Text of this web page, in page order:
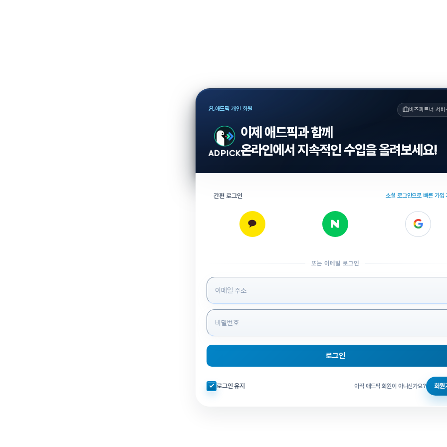
애드픽 개인 회원 비즈파트너 서비
이제 애드픽과 함께
온라인에서 지속적인 수입을 올려보세요!
간편 로그인 소셜 로그인으로 빠른 가입
또는 이메일 로그인
로그인 정보 입력
로그인
자동로그인 체크
로그인 유지 아직 애드픽 회원이 아니신가요? 회원